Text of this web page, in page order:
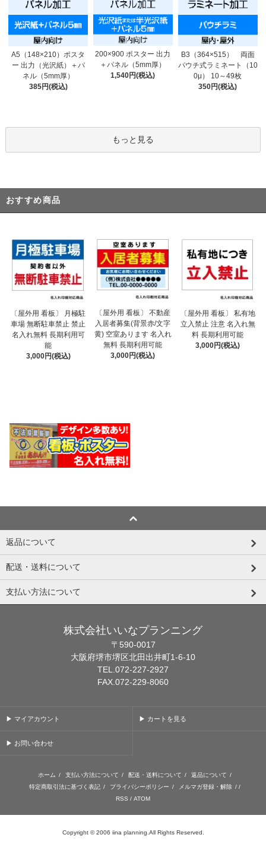
A5（148×210）ポスタ
ー 出力（光沢紙）＋パ
ネル（5mm厚）
385円(税込)
200×900 ポスター 出力
＋パネル（5mm厚）
1,540円(税込)
B3（364×515） 両面
パウチ式ラミネート（10
0μ） 10～49枚
350円(税込)
もっと見る
おすすめ商品
〔屋外用 看板〕 月極駐
車場 無断駐車禁止 禁止
名入れ無料 長期利用可
能
3,000円(税込)
〔屋外用 看板〕 不動産
入居者募集(背景赤/文字
黄) 空室あります 名入れ
無料 長期利用可能
3,000円(税込)
〔屋外用 看板〕 私有地
立入禁止 注意 名入れ無
料 長期利用可能
3,000円(税込)
返品について
配送・送料について
支払い方法について
株式会社いいなプランニング
〒590-0017
大阪府堺市堺区北田出井町1-6-10
TEL.072-227-2927
FAX.072-229-8060
▶ マイアカウント ▶ カートを見る
▶ お問い合わせ
ホーム / 支払い方法について / 配送・送料について / 返品について /
特定商取引法に基づく表記 / プライバシーポリシー / メルマガ登録・解除 / /
RSS / ATOM
Copyright © 2006 iina planning.All Rights Reserved.